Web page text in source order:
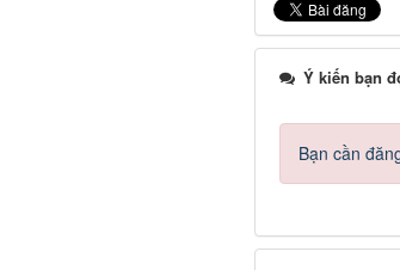
Ý kiến bạn
Bạn cần